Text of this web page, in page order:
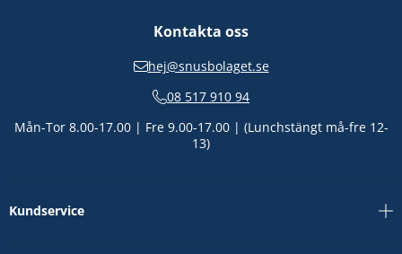
Kontakta oss
hej@snusbolaget.se
08 517 910 94
Mån-Tor 8.00-17.00 | Fre 9.00-17.00 | (Lunchstängt må-fre 12-
13)
Kundservice